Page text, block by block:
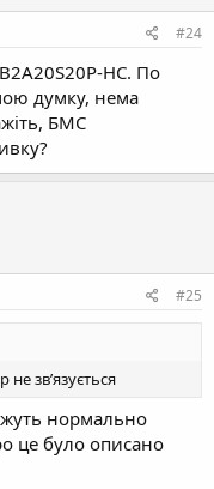
#24
HC. По
думку, нема
БМС
#25
не зв’язується
нормально
це було описано